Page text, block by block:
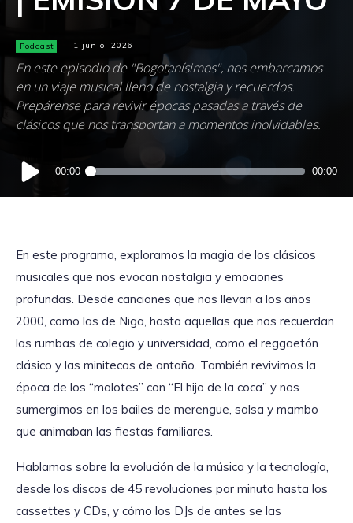
Podcast 1 junio, 2026
En este episodio de "Bogotanísimos", nos embarcamos
en un viaje musical lleno de nostalgia y recuerdos.
Prepárense para revivir épocas pasadas a través de
clásicos que nos transportan a momentos inolvidables.
Reproductor
de
audio
00:00 00:00
En este programa, exploramos la magia de los clásicos
musicales que nos evocan nostalgia y emociones
profundas. Desde canciones que nos llevan a los años
2000, como las de Niga, hasta aquellas que nos recuerdan
las rumbas de colegio y universidad, como el reggaetón
clásico y las minitecas de antaño. También revivimos la
época de los “malotes” con “El hijo de la coca” y nos
sumergimos en los bailes de merengue, salsa y mambo
que animaban las fiestas familiares.
Hablamos sobre la evolución de la música y la tecnología,
desde los discos de 45 revoluciones por minuto hasta los
cassettes y CDs, y cómo los DJs de antes se las